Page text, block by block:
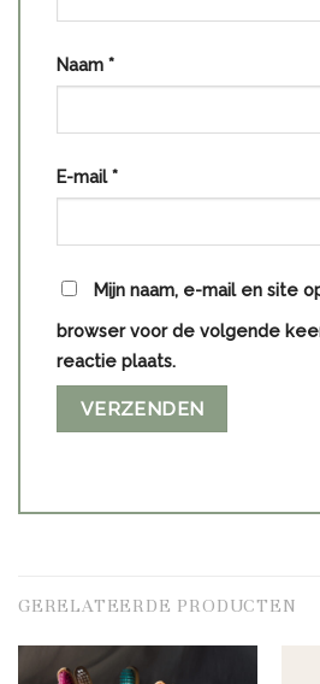
Naam *
E-mail*
Mijn naam, e-mail en site
browser voor de volgende
reactie plaats.
GERELATEERDE PRODUCTEN